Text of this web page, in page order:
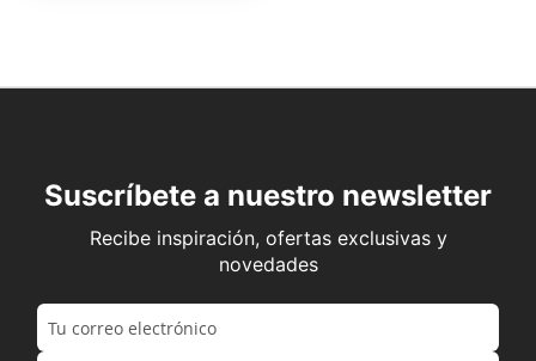
Suscríbete a nuestro newsletter
Recibe inspiración, ofertas exclusivas y
novedades